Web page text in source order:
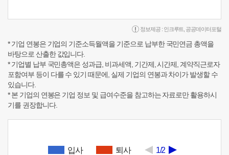
정보제공 : 인크루트 공공데이터포털
* 기업 연봉은 기업의 기준소득월액을 기준으로 납부한 국민연금 총액을
바탕으로 산출한 값입니다.
* 기업별 납부 국민총액은 성과급, 비과세액, 기간제, 시간제, 계약직근로자
포함여부 등이 다를 수 있기 때문에, 실제 기업의 연봉과 차이가 발생할 수
있습니다.
* 본 기업의 연봉은 기업 정보 및 급여수준을 참고하는 자료로만 활용하시
기를 권장합니다.
입사 퇴사 1/2